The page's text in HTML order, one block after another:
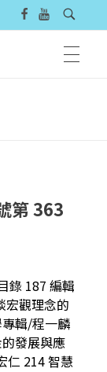
第 363
錄 187 編輯
觀理念的
輯/程一麟
發展與應
仁 214 智慧